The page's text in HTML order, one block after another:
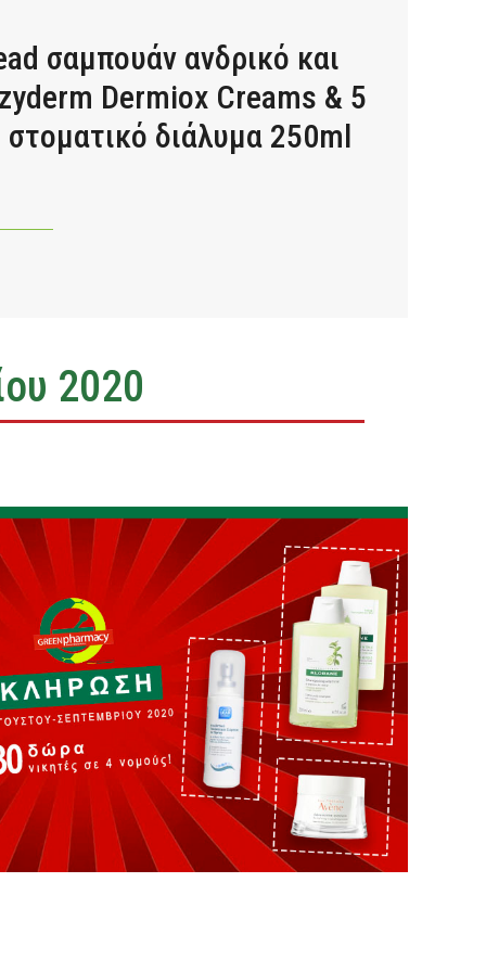
σαμπουάν ανδρικό και
Dermiox Creams & 5
διάλυμα 250ml
2020